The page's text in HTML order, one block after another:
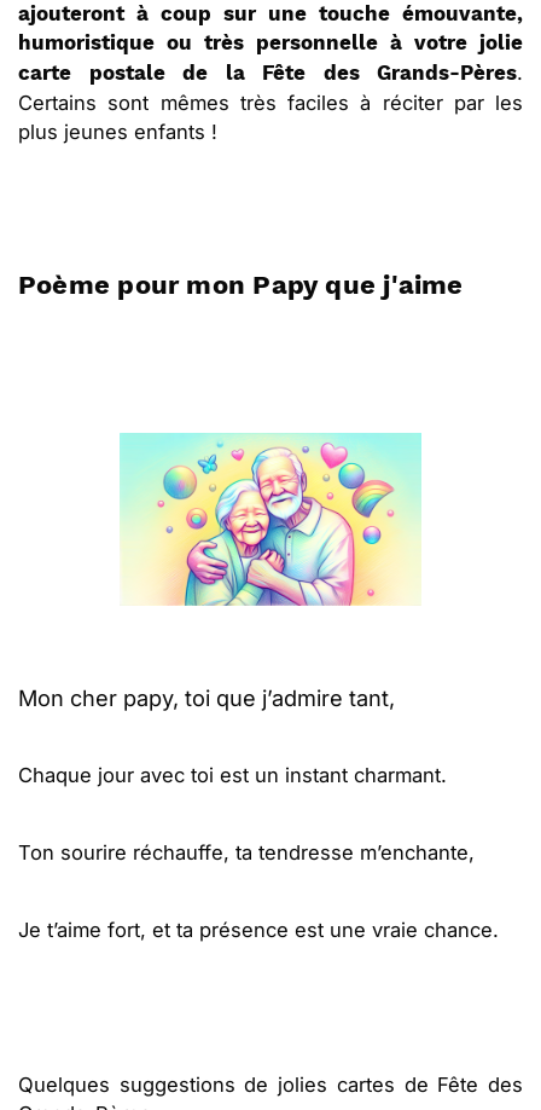
ajouteront à coup sur une touche émouvante,
humoristique ou très personnelle à votre jolie
carte postale de la Fête des Grands-Pères.
Certains sont mêmes très faciles à réciter par les
plus jeunes enfants !
Poème pour mon Papy que j'aime
Mon cher papy, toi que j’admire tant,
Chaque jour avec toi est un instant charmant.
Ton sourire réchauffe, ta tendresse m’enchante,
Je t’aime fort, et ta présence est une vraie chance.
Quelques suggestions de jolies cartes de Fête des